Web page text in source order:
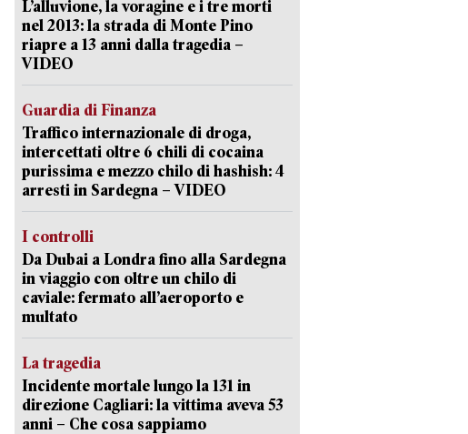
L’alluvione, la voragine e i tre morti
nel 2013: la strada di Monte Pino
riapre a 13 anni dalla tragedia –
VIDEO
Guardia di Finanza
Traffico internazionale di droga,
intercettati oltre 6 chili di cocaina
purissima e mezzo chilo di hashish: 4
arresti in Sardegna – VIDEO
I controlli
Da Dubai a Londra fino alla Sardegna
in viaggio con oltre un chilo di
caviale: fermato all’aeroporto e
multato
La tragedia
Incidente mortale lungo la 131 in
direzione Cagliari: la vittima aveva 53
anni – Che cosa sappiamo